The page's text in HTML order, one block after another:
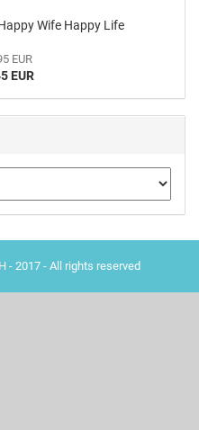
Wife Happy Life
EUR
EUR
- 2017 - All rights reserved